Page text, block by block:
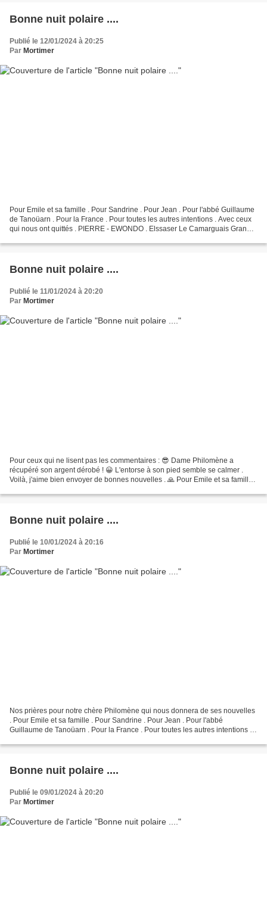
Bonne nuit polaire ....
Publié le 12/01/2024 à 20:25
Par Mortimer
Pour Emile et sa famille . Pour Sandrine . Pour Jean . Pour l'abbé Guillaume
de Tanoüarn . Pour la France . Pour toutes les autres intentions . Avec ceux
qui nous ont quittés . PIERRE - EWONDO . Elssaser Le Camarguais Granny
Bonne nuit polaire ....
Publié le 11/01/2024 à 20:20
Par Mortimer
Pour ceux qui ne lisent pas les commentaires : 😎 Dame Philomène a
récupéré son argent dérobé ! 😀 L'entorse à son pied semble se calmer .
Voilà, j'aime bien envoyer de bonnes nouvelles . 🙏 Pour Emile et sa famille .
Bonne nuit polaire ....
Publié le 10/01/2024 à 20:16
Par Mortimer
Nos prières pour notre chère Philomène qui nous donnera de ses nouvelles
. Pour Emile et sa famille . Pour Sandrine . Pour Jean . Pour l'abbé
Guillaume de Tanoüarn . Pour la France . Pour toutes les autres intentions .
Bonne nuit polaire ....
Publié le 09/01/2024 à 20:20
Par Mortimer